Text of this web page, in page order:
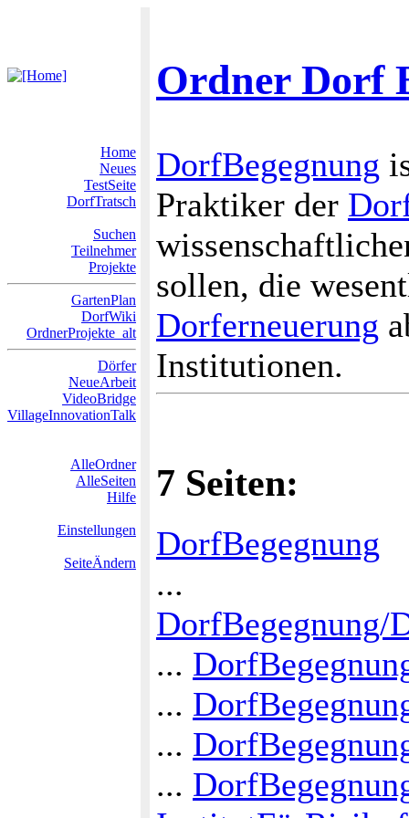
Ordner Dorf
Home
Neues
TestSeite
DorfTratsch
Suchen
Teilnehmer
Projekte
GartenPlan
DorfWiki
OrdnerProjekte_alt
Dörfer
NeueArbeit
VideoBridge
VillageInnovationTalk
AlleOrdner
AlleSeiten
Hilfe
Einstellungen
SeiteÄndern
DorfBegegnung
Praktiker der
sollen, die
Dorferneuerung
Institutionen.
7 Seiten:
DorfBegegnung
...
DorfBegegnung/
...
...
...
...